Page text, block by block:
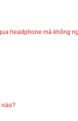
headphone mà không
nào?